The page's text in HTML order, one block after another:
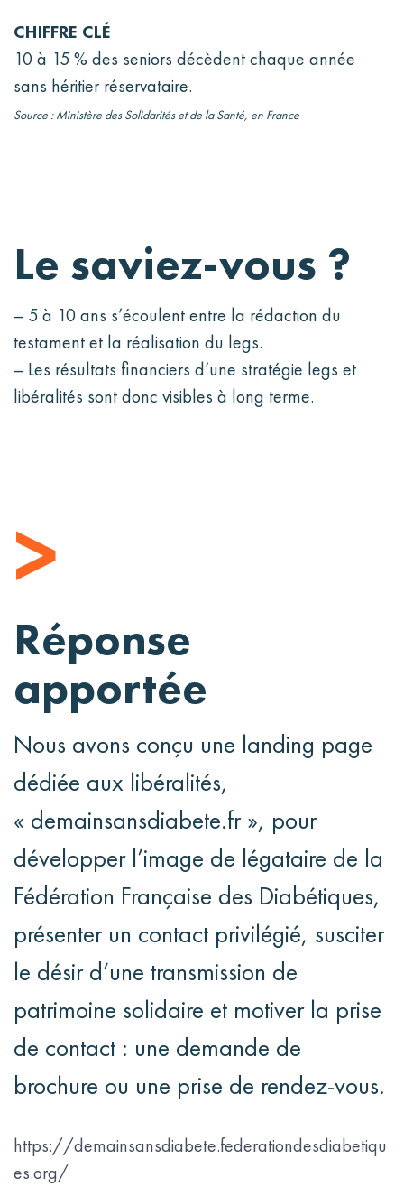
CHIFFRE CLÉ
10 à 15 % des seniors décèdent chaque année
sans héritier réservataire.
Source : Ministère des Solidarités et de la Santé, en France
Le saviez-vous ?
– 5 à 10 ans s’écoulent entre la rédaction du
testament et la réalisation du legs.
– Les résultats financiers d’une stratégie legs et
libéralités sont donc visibles à long terme.
>
Réponse
apportée
Nous avons conçu une landing page
dédiée aux libéralités,
« demainsansdiabete.fr », pour
développer l’image de légataire de la
Fédération Française des Diabétiques,
présenter un contact privilégié, susciter
le désir d’une transmission de
patrimoine solidaire et motiver la prise
de contact : une demande de
brochure ou une prise de rendez-vous.
https://demainsansdiabete.federationdesdiabetiqu
es.org/